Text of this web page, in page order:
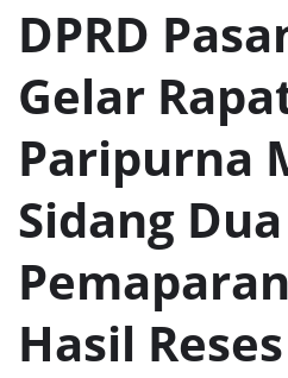
DPRD
Gelar
Paripurna
Sidang
Hasil Reses